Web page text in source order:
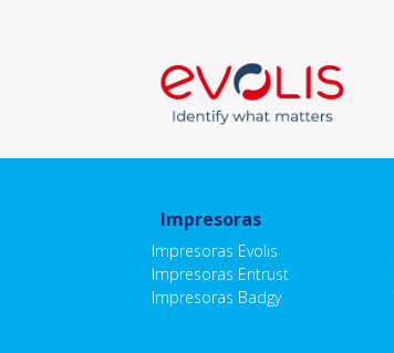
Impresoras
Impresoras Evolis
Impresoras Entrust
Impresoras Badgy